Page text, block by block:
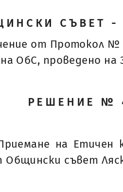
СЪВЕТ -
от Протокол №
ОбС, проведено на
РЕШЕНИЕ №
на Етичен
съвет